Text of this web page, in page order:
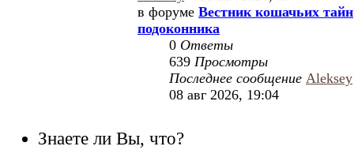
в форумеВестник кошачьих тайн
подоконника
0 Ответы
639Просмотры
Последнее сообщениеAleksey
08 авг 2026, 19:04
Знаете ли Вы, что?